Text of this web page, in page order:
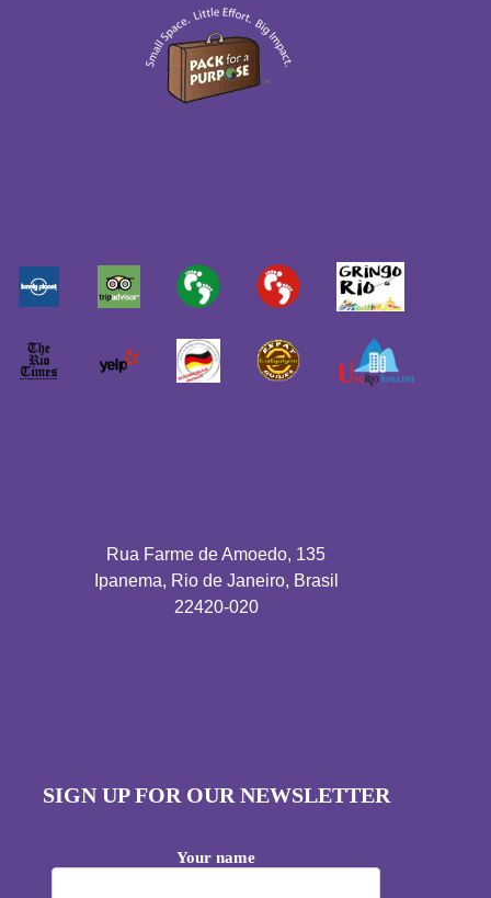
Rua Farme de Amoedo, 135
Ipanema, Rio de Janeiro, Brasil
22420-020
SIGN UP FOR OUR NEWSLETTER
Your name